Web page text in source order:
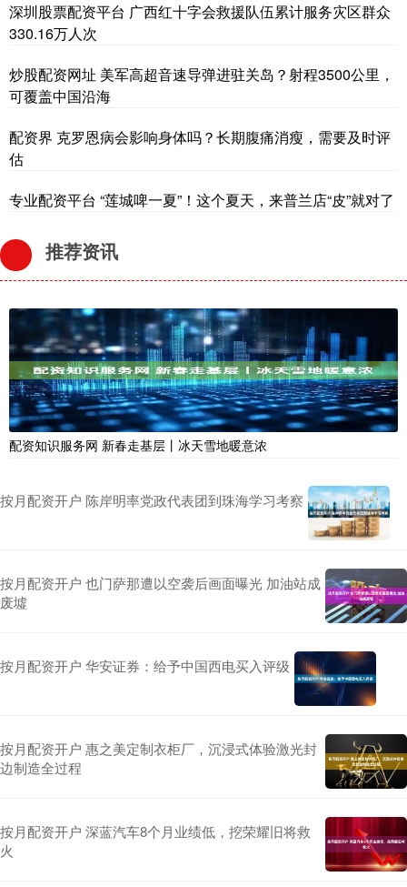
深圳股票配资平台 广西红十字会救援队伍累计服务灾区群众
330.16万人次
炒股配资网址 美军高超音速导弹进驻关岛？射程3500公里，
可覆盖中国沿海
配资界 克罗恩病会影响身体吗？长期腹痛消瘦，需要及时评
估
专业配资平台 “莲城啤一夏”！这个夏天，来普兰店“皮”就对了
推荐资讯
配资知识服务网 新春走基层丨冰天雪地暖意浓
按月配资开户 陈岸明率党政代表团到珠海学习考察
按月配资开户 也门萨那遭以空袭后画面曝光 加油站成
废墟
按月配资开户 华安证券：给予中国西电买入评级
按月配资开户 惠之美定制衣柜厂，沉浸式体验激光封
边制造全过程
按月配资开户 深蓝汽车8个月业绩低，挖荣耀旧将救
火